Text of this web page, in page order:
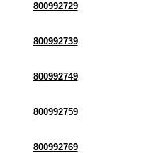
800992729
800992739
800992749
800992759
800992769